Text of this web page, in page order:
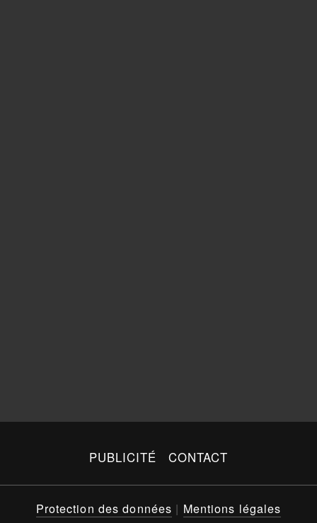
PUBLICITÉ CONTACT
Protection des données | Mentions légales